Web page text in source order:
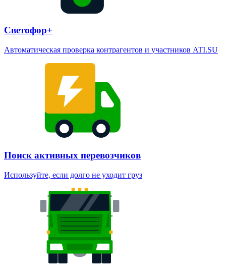
Светофор+
Автоматическая проверка контрагентов и участников ATI.SU
Поиск активных перевозчиков
Используйте, если долго не уходит груз